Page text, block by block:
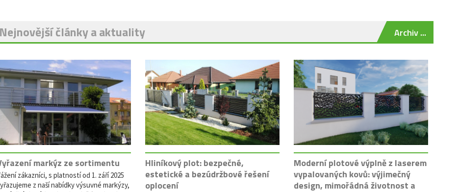
Nejnovější články a aktuality
markýz ze sortimentu
zákazníci, s platností od 1. září 2025
z naší nabídky výsuvné markýzy,
Hliníkový plot: bezpečné,
estetické a bezúdržbové řešení
oplocení
Moderní plotové výplně z laserem
vypalovaných kovů: výjimečný
design, mimořádná životnost a
Archiv ...